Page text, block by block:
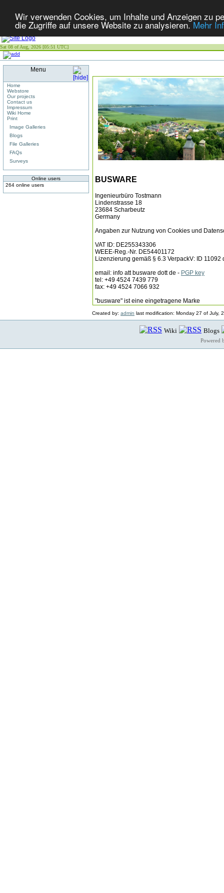
Wir verwenden Cookies, um Inhalte und Anzeigen zu
die Zugriffe auf unsere Website zu analysieren.Mehr
Sat 08 of Aug, 2026 [05:51 UTC]
Menu
Home
Webstore
Our projects
Contact us
Impressum
Wiki Home
Print
Image Galleries
Blogs
File Galleries
FAQs
Surveys
Online users
264 online users
BUSWARE
Ingenieurbüro Tostmann
Lindenstrasse 18
23684 Scharbeutz
Germany
Angaben zur Nutzung von Cookies und
VAT ID: DE255343306
WEEE-Reg.-Nr. DE54401172
Lizenzierung gemäß § 6.3 VerpackV: ID 11092
email: info att busware dott de - PGP key
tel: +49 4524 7439 779
fax: +49 4524 7066 932
"busware" ist eine eingetragene Marke
Created by: admin last modification: Monday 27 of July,
Wiki Blogs
Powered